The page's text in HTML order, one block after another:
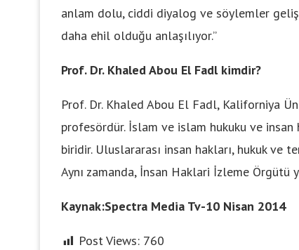
anlam dolu, ciddi diyalog ve söylemler
daha ehil olduğu anlaşılıyor.”
Prof. Dr. Khaled Abou El Fadl kimdir?
Prof. Dr. Khaled Abou El Fadl, Kaliforniya
profesördür. İslam ve islam hukuku ve
biridir. Uluslararası insan hakları, hukuk ve
Aynı zamanda, İnsan Haklari İzleme Örgütü
Kaynak:Spectra Media Tv-10 Nisan 2014
Post Views: 760